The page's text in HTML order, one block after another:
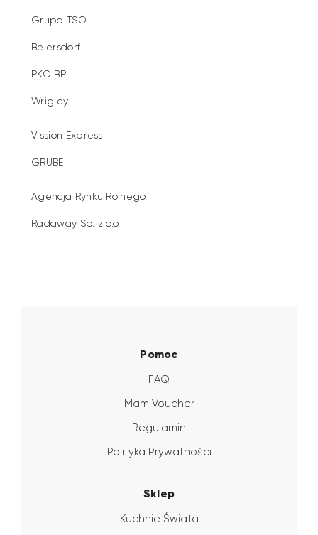
Grupa TSO
Beiersdorf
PKO BP
Wrigley
Vission Express
GRUBE
Agencja Rynku Rolnego
Radaway Sp. z o.o.
Pomoc
FAQ
Mam Voucher
Regulamin
Polityka Prywatności
Sklep
Kuchnie Świata